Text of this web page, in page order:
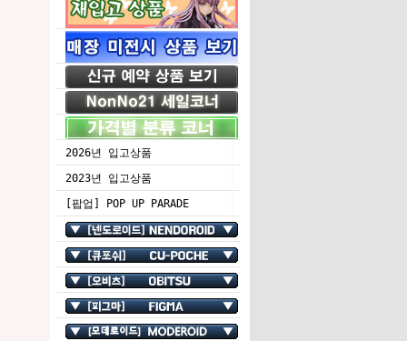
2026년 입고상품
2023년 입고상품
[팝업] POP UP PARADE